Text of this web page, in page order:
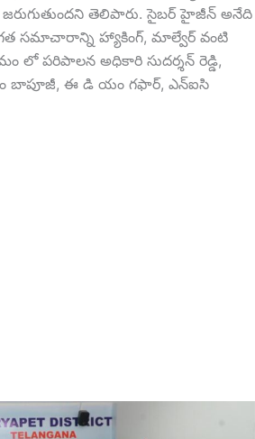
తెలిపారు. సైబర్ హైజీన్ అనేది
సమాచారాన్ని హ్యాకింగ్, మాల్వేర్ వంటి
లో పరిపాలన అధికారి సుదర్శన్ రెడ్డి,
బాపూజీ, ఈ డి యం గఫార్, ఎన్ఐసి